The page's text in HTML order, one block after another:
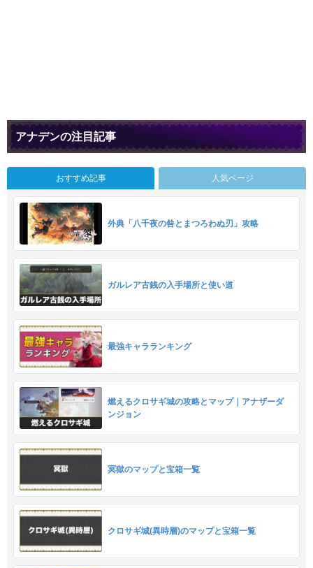
アナデンの注目記事
おすすめ記事 人気ページ
外典「八千夜の咎とまつろわぬ刃」攻略
ガルレア古銭の入手場所と使い道
最強キャラランキング
燃えるクロサギ城の攻略とマップ｜アナザーダ
ンジョン
冥獄のマップと宝箱一覧
クロサギ城(異時層)のマップと宝箱一覧